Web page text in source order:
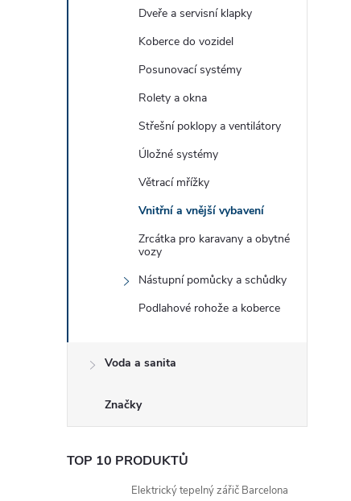
Dveře a servisní klapky
Koberce do vozidel
Posunovací systémy
Rolety a okna
Střešní poklopy a ventilátory
Úložné systémy
Větrací mřížky
Vnitřní a vnější vybavení
Zrcátka pro karavany a obytné
vozy
Nástupní pomůcky a schůdky
Podlahové rohože a koberce
Voda a sanita
Značky
TOP 10 PRODUKTŮ
Elektrický tepelný zářič Barcelona